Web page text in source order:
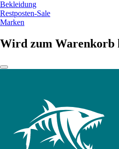
Bekleidung
Restposten-Sale
Marken
Wird zum Warenkorb